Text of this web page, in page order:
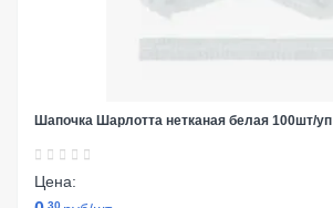
Шапочка Шарлотта нетканая белая 100шт/уп
Цена:
30